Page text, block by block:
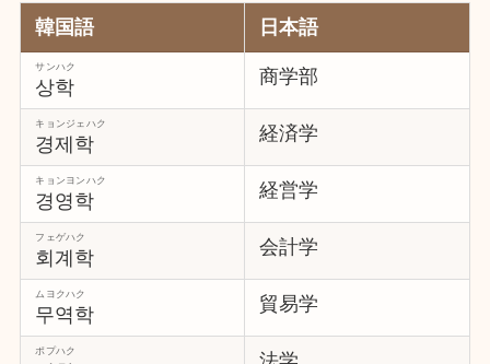
韓国語 日本語
상학
サンハク 商学部
경제학
キョンジェハク 経済学
경영학
キョンヨンハク 経営学
회계학
フェゲハク 会計学
무역학
ムヨクハク 貿易学
ポプハク